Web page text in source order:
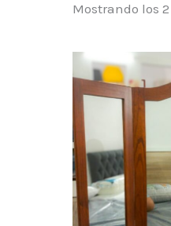
Mostrando los